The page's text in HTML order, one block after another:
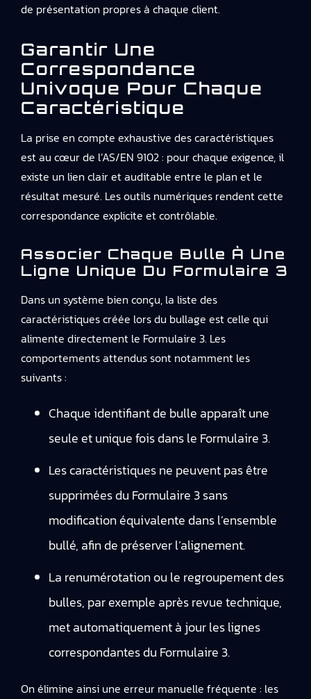
de présentation propres à chaque client.
Garantir Une
Correspondance
Univoque Pour Chaque
Caractéristique
La prise en compte exhaustive des caractéristiques
est au cœur de l’AS/EN 9102 : pour chaque exigence, il
existe un lien clair et auditable entre le plan et le
résultat mesuré. Les outils numériques rendent cette
correspondance explicite et contrôlable.
Associer Chaque Bulle À Une
Ligne Unique Du Formulaire 3
Dans un système bien conçu, la liste des
caractéristiques créée lors du bullage est celle qui
alimente directement le Formulaire 3. Les
comportements attendus sont notamment les
suivants :
Chaque identifiant de bulle apparaît une
seule et unique fois dans le Formulaire 3.
Les caractéristiques ne peuvent pas être
supprimées du Formulaire 3 sans
modification équivalente dans l’ensemble
bullé, afin de préserver l’alignement.
La renumérotation ou le regroupement des
bulles, par exemple après revue technique,
met automatiquement à jour les lignes
correspondantes du Formulaire 3.
On élimine ainsi une erreur manuelle fréquente : les